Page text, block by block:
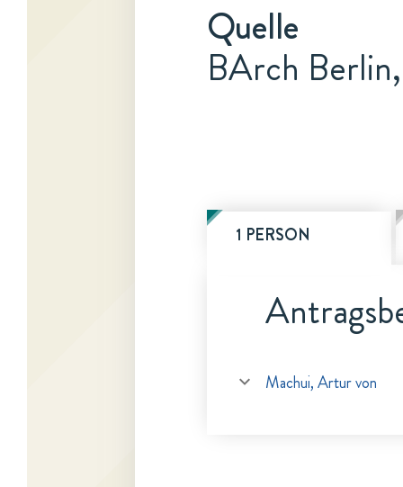
Quelle
BArch
1 PERSON
Machui, Artur von